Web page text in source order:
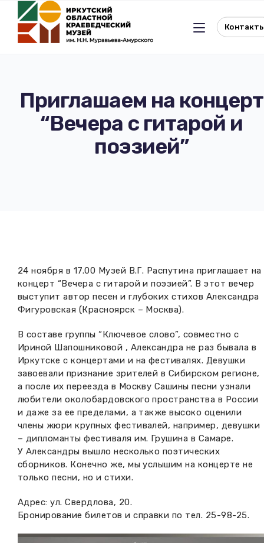
Льготное посещение музея
Вакансии музея
Независимая оценка
Проекты и программы
Научные издания
Новости
Прейскурант
Фонды и коллекции
Партнеры
Дирекция
Ледокол Ангара
Музей В.Г. Распутина
КПЦ им. свт. Иннокентия (Вениаминова)
Научно-фондовый отдел
Мемориальный дом А.М. Тюрюмина
Музеи региона
Повышение квалификации
Передвижные выставки
Отчетность
Профессиональные мероприятия
Приглашаем на концерт
“Вечера с гитарой и
поэзией”
24 ноября в 17.00 Музей В.Г. Распутина приглашает на
концерт “Вечера с гитарой и поэзией”. В этот вечер
выступит автор песен и глубоких стихов Александра
Фигуровская (Красноярск – Москва).
В составе группы “Ключевое слово”, совместно с
Ириной Шапошниковой , Александра не раз бывала в
Иркутске с концертами и на фестивалях. Девушки
завоевали признание зрителей в Сибирском регионе,
а после их переезда в Москву Сашины песни узнали
любители околобардовского пространства в России
и даже за ее пределами, а также высоко оценили
члены жюри крупных фестивалей, например, девушки
– дипломанты фестиваля им. Грушина в Самаре.
У Александры вышло несколько поэтических
сборников. Конечно же, мы услышим на концерте не
только песни, но и стихи.
Адрес: ул. Свердлова, 20.
Бронирование билетов и справки по тел. 25-98-25.